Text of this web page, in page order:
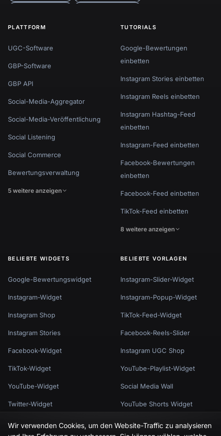
PLATTFORM
UGC-Software
GBP-Software
GBP API
Social-Media-Aggregator
Social-Media-Veröffentlichung
Social Listening
Social Commerce
Bewertungsverwaltung
5 weitere anzeigen
TUTORIALS
Google-Bewertungen
einbetten
Instagram Stories einbetten
Instagram Reels einbetten
Instagram Hashtag-Feed
einbetten
Instagram-Feed einbetten
Facebook-Bewertungen
einbetten
Facebook-Feed einbetten
TikTok-Feed einbetten
8 weitere anzeigen
BELIEBTE WIDGETS
Google-Bewertungswidget
Instagram-Widget
Instagram Shop
Instagram Stories
Facebook-Widget
TikTok-Widget
YouTube-Widget
Twitter-Widget
7 weitere anzeigen
BELIEBTE VORLAGEN
Instagram-Slider-Widget
Instagram-Popup-Widget
TikTok-Feed-Widget
Facebook-Reels-Slider
Instagram UGC Shop
YouTube-Playlist-Widget
Social Media Wall
YouTube Shorts Widget
8 weitere anzeigen
Wir verwenden Cookies, um den Website-Traffic zu analysieren